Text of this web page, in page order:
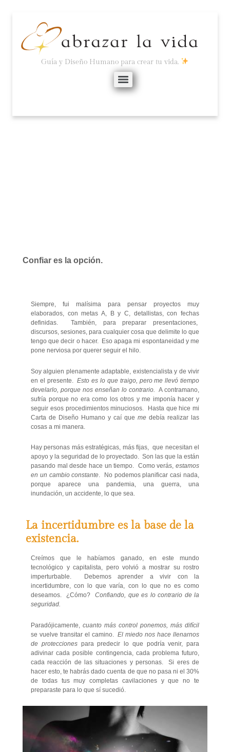
Guía y Diseño Humano para crear tu vida.
Confiar es la opción.
Siempre, fui malísima para pensar proyectos muy
elaborados, con metas A, B y C, detallistas, con fechas
definidas. También, para preparar presentaciones,
discursos, sesiones, para cualquier cosa que delimite lo que
tengo que decir o hacer. Eso apaga mi espontaneidad y me
pone nerviosa por querer seguir el hilo.
Soy alguien plenamente adaptable, existencialista y de vivir
en el presente.Esto es lo que traigo, pero me llevó tiempo
develarlo, porque nos enseñan lo contrario.
A contramano,
sufría porque no era como los otros y me imponía hacer y
seguir esos procedimientos minuciosos. Hasta que hice mi
Carta de Diseño Humano y caí que me debía realizar las
cosas a mi manera.
Hay personas más estratégicas, más fijas, que necesitan el
apoyo y la seguridad de lo proyectado. Son las que la están
pasando mal desde hace un tiempo. Como verás, estamos
en un cambio constante. No podemos planificar casi nada,
porque aparece una pandemia, una guerra, una
inundación, un accidente, lo que sea.
La incertidumbre es la base de la
existencia.
Creímos que le habíamos ganado, en este mundo
tecnológico y capitalista, pero volvió a mostrar su rostro
imperturbable. Debemos aprender a vivir con la
incertidumbre, con lo que varía, con lo que no es como
deseamos. ¿Cómo? Confiando, que es lo contrario de la
seguridad.
Paradójicamente, cuanto más control ponemos, más difícil
se vuelve transitar el camino.El miedo nos hace llenarnos
de proteccionespara predecir lo que podría venir, para
adivinar cada posible contingencia, cada problema futuro,
cada reacción de las situaciones y personas. Si eres de
hacer esto, te habrás dado cuenta de que no pasa ni el 30%
de todas tus muy completas cavilaciones y que no te
preparaste para lo que sí sucedió.